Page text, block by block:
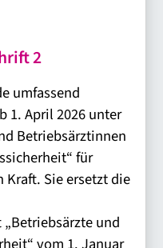
2
umfassend
1. April 2026 unter
Betriebsärztinnen
für
Sie ersetzt die
und